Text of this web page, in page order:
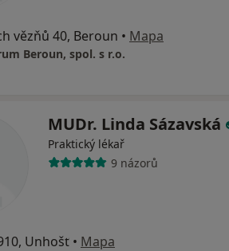
vězňů 40, Beroun • Mapa
Beroun, spol. s r.o.
MUDr. Linda Sázavská
Praktický lékař
9 názorů
Unhošť • Mapa